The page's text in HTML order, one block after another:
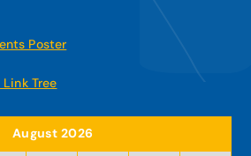
Poster
Tree
August 2026